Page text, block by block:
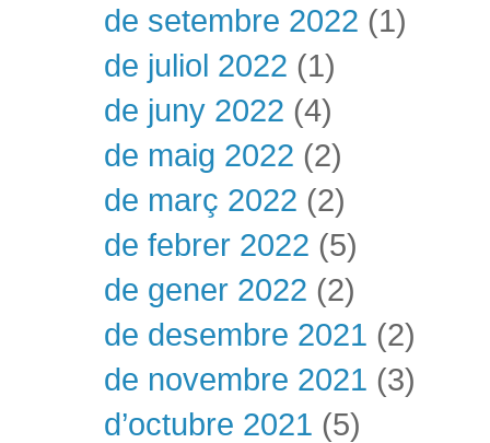
de setembre 2022 (1)
de juliol 2022 (1)
de juny 2022 (4)
de maig 2022 (2)
de març 2022 (2)
de febrer 2022 (5)
de gener 2022 (2)
de desembre 2021 (2)
de novembre 2021 (3)
d’octubre 2021 (5)